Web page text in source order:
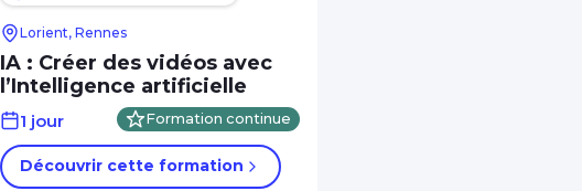
Lorient, Rennes
IA : Créer des vidéos avec
l’Intelligence artificielle
1 jour Formation continue
Découvrir cette formation